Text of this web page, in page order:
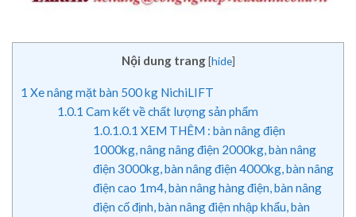
Nội dung trang [hide]
1 Xe nâng mặt bàn 500 kg NichiLIFT
1.0.1 Cam kết về chất lượng sản phẩm
1.0.1.0.1 XEM THÊM : bàn nâng điện
1000kg, nâng nâng điện 2000kg, bàn nâng
điện 3000kg, bàn nâng điện 4000kg, bàn nâng
điện cao 1m4, bàn nâng hàng điện, bàn nâng
điện cố định, bàn nâng điện nhập khẩu, bàn